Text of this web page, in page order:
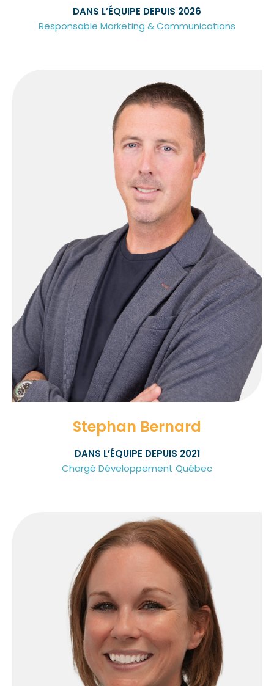
DANS L’ÉQUIPE DEPUIS 2026
Responsable Marketing & Communications
Stephan Bernard
DANS L’ÉQUIPE DEPUIS 2021
Chargé Développement Québec